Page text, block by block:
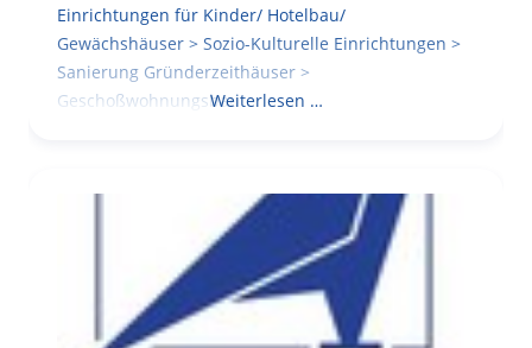
Einrichtungen für Kinder/ Hotelbau/
Gewächshäuser > Sozio-Kulturelle Einrichtungen >
Sanierung Gründerzeithäuser >
GeschoßwohnungsbauWeiterlesen …